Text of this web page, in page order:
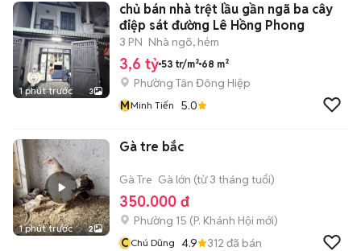
1 phút trước 3
chủ bán nhà trệt lầu gần ngã ba cây
điệp sát đường Lê Hồng Phong
3 PN Nhà ngõ, hẻm
3,6 tỷ 53 tr/m² 68 m²
Phường Tân Đông Hiệp
MMinh Tiến 5.0
1 phút trước 2
Gà tre bắc
Gà Tre Gà lớn (từ 3 tháng tuổi)
350.000 đ
Phường 15 (P. Khánh Hội mới)
CChú Dũng 4.9 312 đã bán